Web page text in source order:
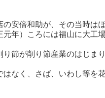
安倍和助が、その当時は
年）ころには福山に大工
節が削り節産業のはじまり
なく、さば、いわし等を